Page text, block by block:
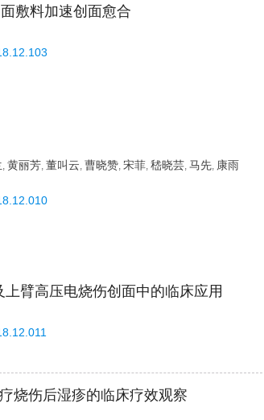
敷料加速创面愈合
, 黄丽芳, 董叫云, 曹晓赞, 宋菲, 嵇晓芸, 马先, 康雨
臂高压电烧伤创面中的临床应用
烧伤后湿疹的临床疗效观察